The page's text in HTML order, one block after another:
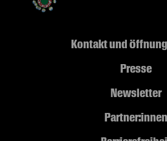
Kontakt und
Presse
Newsletter
Partner:innen